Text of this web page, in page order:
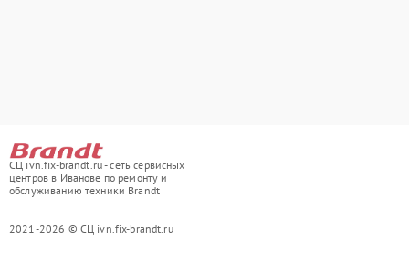
СЦ ivn.fix-brandt.ru - сеть сервисных
центров в Иванове по ремонту и
обслуживанию техники Brandt
2021-2026 © СЦ ivn.fix-brandt.ru